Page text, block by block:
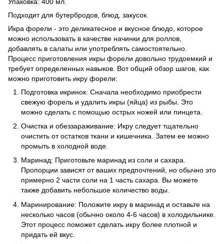
Подходит для бутербродов, блюд, закусок.
Икра форели - это деликатесное и вкусное блюдо, которое
можно использовать в качестве начинки для роллов,
добавлять в салаты или употреблять самостоятельно.
Процесс приготовления икры форели довольно трудоемкий и
требует определенных навыков. Вот общий обзор шагов, как
можно приготовить икру форели:
Подготовка икринок: Сначала необходимо приобрести
свежую форель и удалить икры (яйца) из рыбы. Это
можно сделать с помощью острых ножей или пинцета.
Очистка и обеззараживание: Икру следует тщательно
очистить от остатков ткани и кишечника. Затем ее можно
промыть в холодной воде.
Маринад: Приготовьте маринад из соли и сахара.
Пропорции зависят от ваших предпочтений, но обычно это
примерно 2 части соли на 1 часть сахара. Вы можете
также добавить небольшое количество воды.
Маринирование: Положите икру в маринад и оставьте на
несколько часов (обычно около 4-6 часов) в холодильнике.
Этот процесс поможет сделать икру более плотной и
придать ей вкус.